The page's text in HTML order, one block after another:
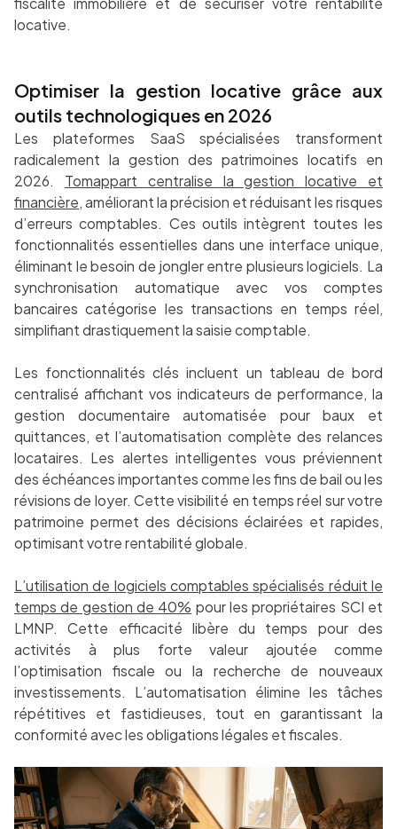
locative.
Optimiser la gestion locative grâce aux
outils technologiques en 2026
Les plateformes SaaS spécialisées transforment
radicalement la gestion des patrimoines locatifs en
2026. Tomappart centralise la gestion locative et
financière, améliorant la précision et réduisant les risques
d’erreurs comptables. Ces outils intègrent toutes les
fonctionnalités essentielles dans une interface unique,
éliminant le besoin de jongler entre plusieurs logiciels. La
synchronisation automatique avec vos comptes
bancaires catégorise les transactions en temps réel,
simplifiant drastiquement la saisie comptable.
Les fonctionnalités clés incluent un tableau de bord
centralisé affichant vos indicateurs de performance, la
gestion documentaire automatisée pour baux et
quittances, et l’automatisation complète des relances
locataires. Les alertes intelligentes vous préviennent
des échéances importantes comme les fins de bail ou les
révisions de loyer. Cette visibilité en temps réel sur votre
patrimoine permet des décisions éclairées et rapides,
optimisant votre rentabilité globale.
L’utilisation de logiciels comptables spécialisés réduit le
temps de gestion de 40% pour les propriétaires SCI et
LMNP. Cette efficacité libère du temps pour des
activités à plus forte valeur ajoutée comme
l’optimisation fiscale ou la recherche de nouveaux
investissements. L’automatisation élimine les tâches
répétitives et fastidieuses, tout en garantissant la
conformité avec les obligations légales et fiscales.